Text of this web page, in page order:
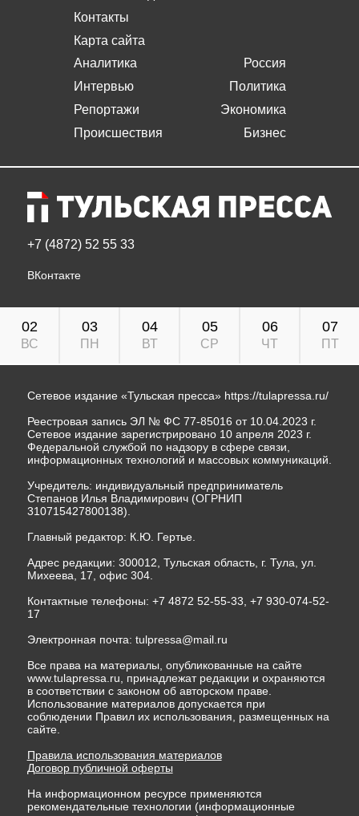
Контакты
Карта сайта
Аналитика
Интервью
Репортажи
Происшествия
Россия
Политика
Экономика
Бизнес
+7 (4872) 52 55 33
ВКонтакте
02
ВС
03
ПН
04
ВТ
05
СР
06
ЧТ
07
ПТ
Сетевое издание «Тульская пресса» https://tulapressa.ru/
Реестровая запись ЭЛ № ФС 77-85016 от 10.04.2023 г.
Сетевое издание зарегистрировано 10 апреля 2023 г.
Федеральной службой по надзору в сфере связи,
информационных технологий и массовых коммуникаций.
Учредитель: индивидуальный предприниматель
Степанов Илья Владимирович (ОГРНИП
310715427800138).
Главный редактор: К.Ю. Гертье.
Адрес редакции: 300012, Тульская область, г. Тула, ул.
Михеева, 17, офис 304.
Контактные телефоны: +7 4872 52-55-33, +7 930-074-52-
17
Электронная почта: tulpressa@mail.ru
Все права на материалы, опубликованные на сайте
www.tulapressa.ru, принадлежат редакции и охраняются
в соответствии с законом об авторском праве.
Использование материалов допускается при
соблюдении Правил их использования, размещенных на
сайте.
Правила использования материалов
Договор публичной оферты
На информационном ресурсе применяются
рекомендательные технологии (информационные